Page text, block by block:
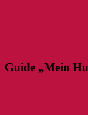
Guide „Mein